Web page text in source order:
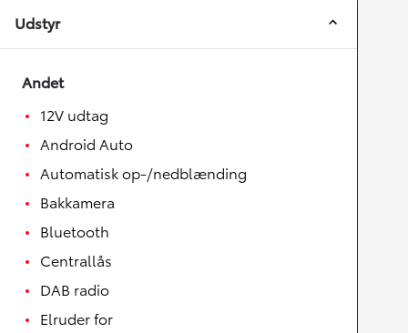
Udstyr
Andet
12V udtag
Android Auto
Automatisk op-/nedblænding
Bakkamera
Bluetooth
Centrallås
DAB radio
Elruder for